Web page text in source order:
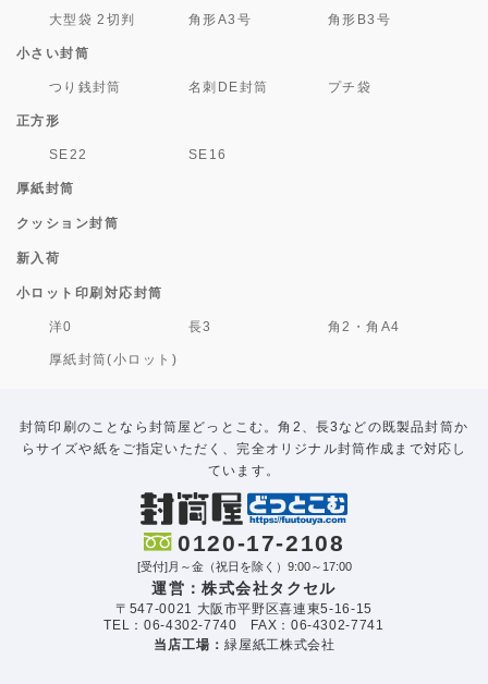
大型袋 2切判 角形A3号 角形B3号
小さい封筒
つり銭封筒 名刺DE封筒 プチ袋
正方形
SE22 SE16
厚紙封筒
クッション封筒
新入荷
小ロット印刷対応封筒
洋0 長3 角2・角A4
厚紙封筒(小ロット)
封筒印刷のことなら封筒屋どっとこむ。角2、長3などの既製品封筒か
らサイズや紙をご指定いただく、完全オリジナル封筒作成まで対応し
ています。
0120-17-2108
[受付]月～金（祝日を除く）9:00～17:00
運営：株式会社タクセル
〒547-0021 大阪市平野区喜連東5-16-15
TEL：06-4302-7740 FAX：06-4302-7741
当店工場：緑屋紙工株式会社